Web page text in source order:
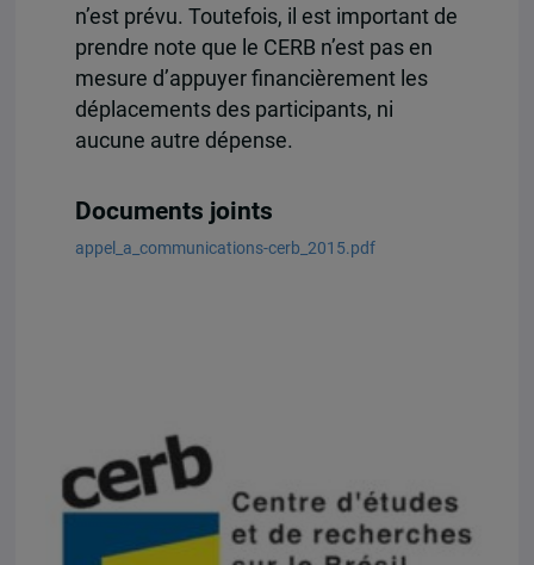
n’est prévu. Toutefois, il est important de
prendre note que le CERB n’est pas en
mesure d’appuyer financièrement les
déplacements des participants, ni
aucune autre dépense.
Documents joints
appel_a_communications-cerb_2015.pdf